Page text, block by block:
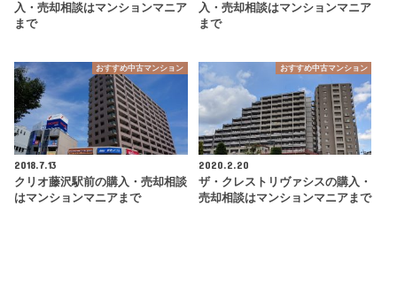
入・売却相談はマンションマニア
まで
入・売却相談はマンションマニア
まで
おすすめ中古マンション
2018.7.13
クリオ藤沢駅前の購入・売却相談
はマンションマニアまで
おすすめ中古マンション
2020.2.20
ザ・クレストリヴァシスの購入・
売却相談はマンションマニアまで